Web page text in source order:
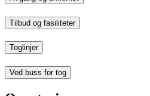
Tilbud og fasiliteter
Toglinjer
Ved buss for tog